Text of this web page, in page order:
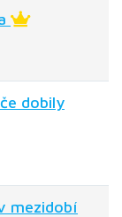
dobily
mezidobí